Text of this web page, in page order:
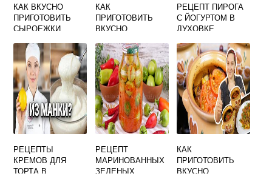
КАК ВКУСНО
ПРИГОТОВИТЬ
СЫРОЕЖКИ
МАСЛЕ С ЛУКОМ
КАК
ПРИГОТОВИТЬ
ВКУСНО
СМЕТАНЕ
РЕЦЕПТ ПИРОГА
С ЙОГУРТОМ В
ДУХОВКЕ
ВКУСНЫЙ
РЕЦЕПТЫ
КРЕМОВ ДЛЯ
ТОРТА В
РЕЦЕПТ
МАРИНОВАННЫХ
ЗЕЛЕНЫХ
КАК
ПРИГОТОВИТЬ
ВКУСНО